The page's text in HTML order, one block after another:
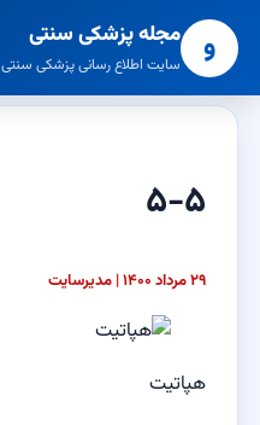
و مجله پزشکی سنتی
سایت اطلاع رسانی پزشکی سنتی
۵-۵
۲۹ مرداد ۱۴۰۰ | مدیرسایت
هپاتیت